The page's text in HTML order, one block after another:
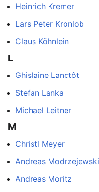
Heinrich Kremer
Lars Peter Kronlob
Claus Köhnlein
L
Ghislaine Lanctôt
Stefan Lanka
Michael Leitner
M
Christl Meyer
Andreas Modrzejewski
Andreas Moritz